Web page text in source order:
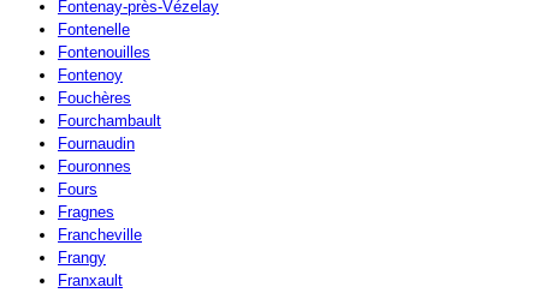
Fontenay-près-Vézelay
Fontenelle
Fontenouilles
Fontenoy
Fouchères
Fourchambault
Fournaudin
Fouronnes
Fours
Fragnes
Francheville
Frangy
Franxault